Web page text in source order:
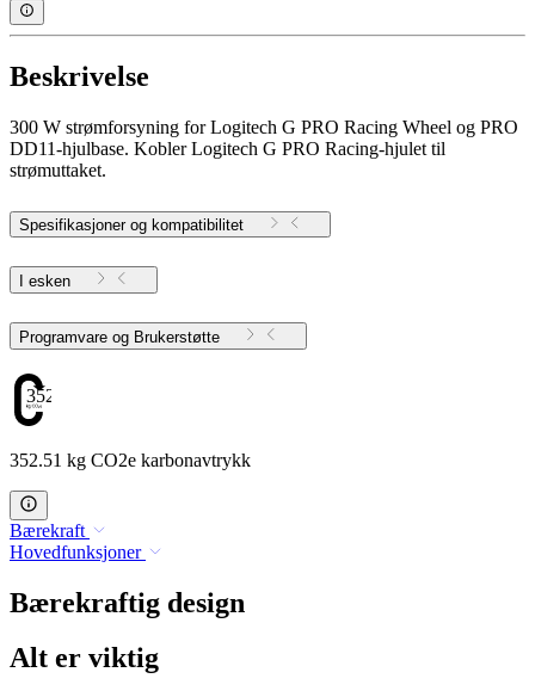
Beskrivelse
300 W strømforsyning for Logitech G PRO Racing Wheel og PRO
DD11-hjulbase. Kobler Logitech G PRO Racing-hjulet til
strømuttaket.
Spesifikasjoner og kompatibilitet
I esken
Programvare og Brukerstøtte
352.51
352.51 kg CO2e karbonavtrykk
Bærekraft
Hovedfunksjoner
Bærekraftig design
Alt er viktig